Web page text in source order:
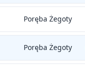
Poręba Żegoty
Poręba Żegoty